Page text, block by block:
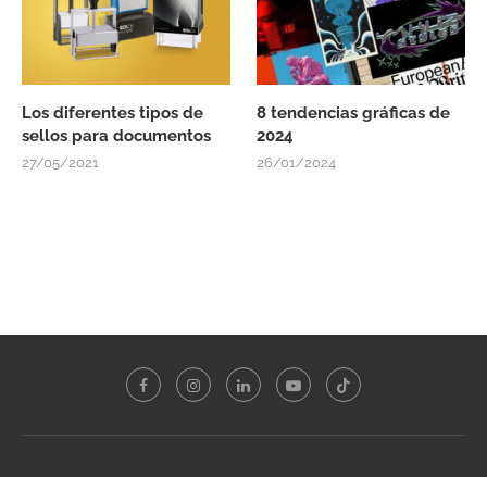
Los diferentes tipos de
sellos para documentos
27/05/2021
8 tendencias gráficas de
2024
26/01/2024